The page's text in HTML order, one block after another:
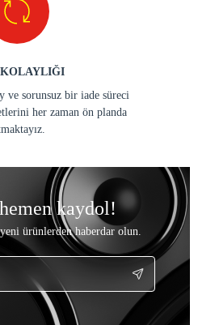
ve sorunsuz bir iade süreci
her zaman ön planda
kaydol!
ürünlerden haberdar olun.